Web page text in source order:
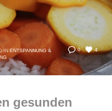
0 4
IN ENTSPANNUNG &
gesunden